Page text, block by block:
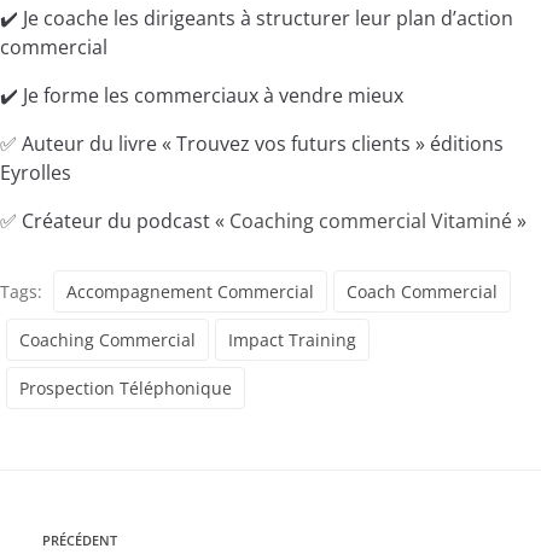
✔️ Je coache les dirigeants à structurer leur plan d’action
commercial
✔️ Je forme les commerciaux à vendre mieux
✅ Auteur du livre « Trouvez vos futurs clients » éditions
Eyrolles
✅ Créateur du podcast « Coaching commercial Vitaminé»
Tags: Accompagnement Commercial Coach Commercial
Coaching Commercial Impact Training
Prospection Téléphonique
PRÉCÉDENT